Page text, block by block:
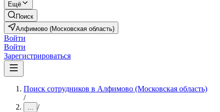
Ещё
Поиск
Алфимово (Московская область)
Войти
Войти
Зарегистрироваться
Поиск сотрудников в Алфимово (Московская область)
/
... /